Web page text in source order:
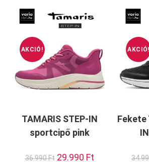
AKCIÓ!
TAMARIS STEP-IN
sportcipő pink
36.990Ft Original
29.990 FtCurrent
AKCIÓ!
Fekete